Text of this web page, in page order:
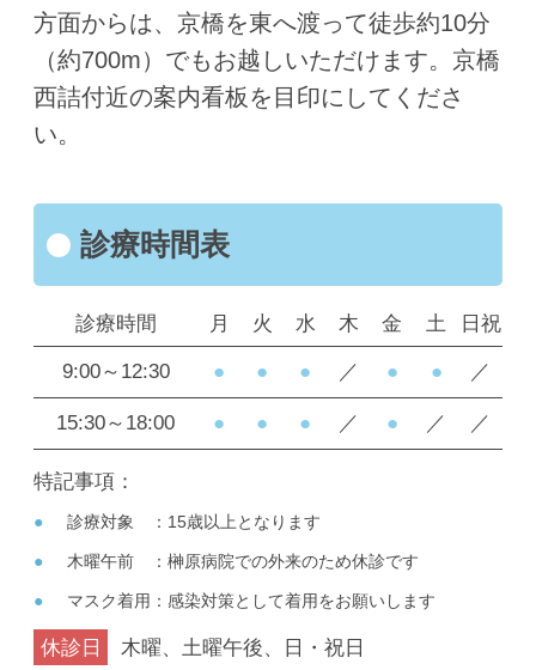
方面からは、京橋を東へ渡って徒歩約10分
（約700m）でもお越しいただけます。京橋
西詰付近の案内看板を目印にしてくださ
い。
診療時間表
特記事項：
診療対象 ：15歳以上となります
木曜午前 ：榊原病院での外来のため休診です
マスク着用：感染対策として着用をお願いします
休診日 木曜、土曜午後、日・祝日
診療時間 月 火 水 木 金 土 日祝
9:00～12:30 ● ● ● ／ ● ● ／
15:30～18:00 ● ● ● ／ ● ／ ／